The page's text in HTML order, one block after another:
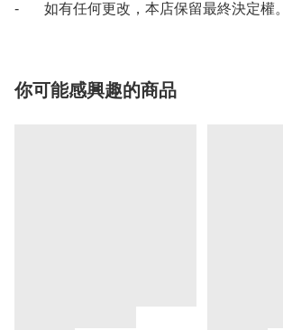
- 如有任何更改，本店保留最終決定權。
你可能感興趣的商品